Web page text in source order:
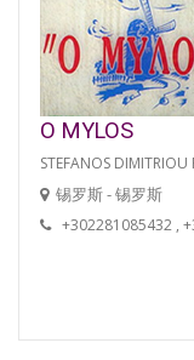
O MYLOS
STEFANOS DIMITRIOU
锡罗斯 - 锡罗斯
+302281085432 ,